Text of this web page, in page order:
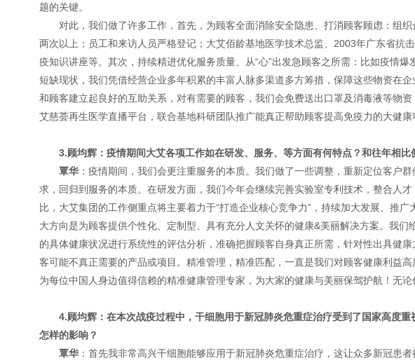
题的关键。
对此，我们做了许多工作，首先，为顾客全面消除安全隐患、打消顾客顾虑：组
两次以上；员工和来访人员严格登记；大艾佰龄基地医学技术总监、2003年广东省抗
疫知识讲座等。其次，持续精进优化服务质量、从“心”出发急顾客之所需：比如疫情
短缺现状，我们凭借经营企业多年积累的丰富人脉多渠道多方筹措，保障这些物资在
和顾客建立起良好的互助关系，对有需要的顾客，我们会免费送出口罩及消毒液等物
艾慈荟再生医学直播平台，联合基地科研团队推广能真正帮助顾客提高免疫力的大健康
3.顾均辉：疫情期间大艾各项工作如在研发、服务、等方面有何特点？和往年相比
覃华 ：疫情期间，我们会更注重服务的本质。我们做了一些调整，重新定位客户
求，回归到服务的本质。在研发方面，我们今年会继续完善实验室专利技术，整合人
比，大艾集团的工作侧重点将主要着力于“打造企业核心竞争力”，持续加大发展、推
大方向是为顾客提供个性化、定制型、具有充分人文关怀的健康&美丽解决方案。我们
的具体健康状况进行系统性的评估分析，准确把握顾客自身真正所需，针对性出具健
客可能不真正需要的产品或项目。精准管理，精准匹配，一直是我们对顾客健康利益
为每位中国人身边值得信赖的精准健康管理专家，为大家的健康与美丽保驾护航！无
4.顾均辉：在本次战疫过程中，干细胞用于新冠肺炎危重症治疗受到了国家高度
怎样的影响？
覃华 ：首先我非常高兴干细胞能够应用于新冠肺炎危重症治疗，这让众多新冠